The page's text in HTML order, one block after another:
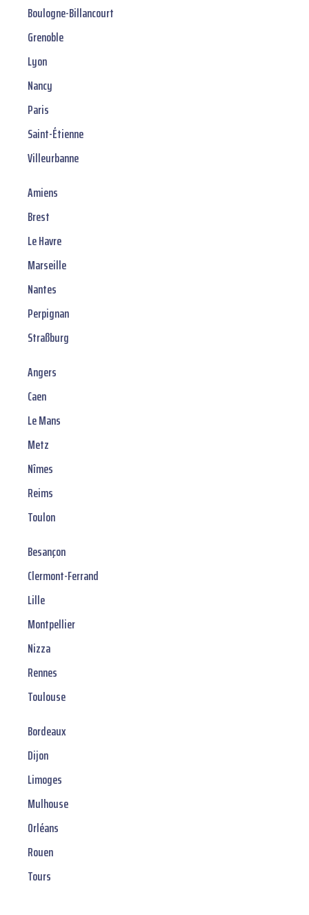
Boulogne-Billancourt
Grenoble
Lyon
Nancy
Paris
Saint-Étienne
Villeurbanne
Amiens
Brest
Le Havre
Marseille
Nantes
Perpignan
Straßburg
Angers
Caen
Le Mans
Metz
Nîmes
Reims
Toulon
Besançon
Clermont-Ferrand
Lille
Montpellier
Nizza
Rennes
Toulouse
Bordeaux
Dijon
Limoges
Mulhouse
Orléans
Rouen
Tours